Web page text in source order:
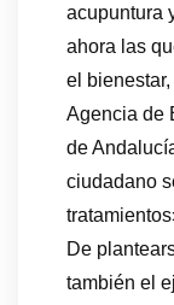
acupuntura
ahora las
el
Agencia de
de
ciudadano
De
también el